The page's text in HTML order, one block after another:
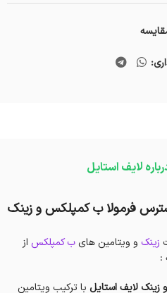
لایف استایل
فرمولا ب کمپلکس و زینک
زینک و ویتامین هایب کمپلکس از
:
لایف استایل با ترکیب ویتامین